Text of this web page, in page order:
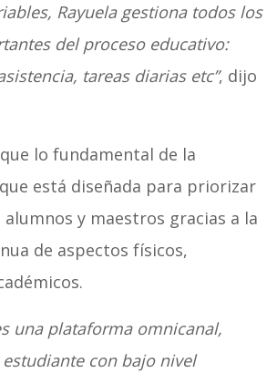
Rayuela gestiona todos los
del proceso educativo:
tareas diarias etc”, dijo
lo fundamental de la
está diseñada para priorizar
y maestros gracias a la
de aspectos físicos,
una plataforma omnicanal,
con bajo nivel